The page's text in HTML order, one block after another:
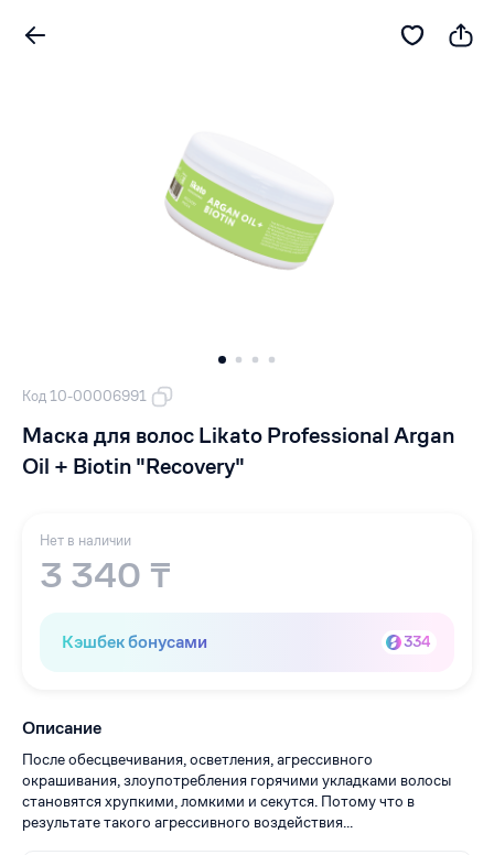
Код 10-00006991
Маска для волос Likato Professional Argan
Oil + Biotin "Recovery"
Нет в наличии
3 340 ₸
Кэшбек бонусами 334
Описание
После обесцвечивания, осветления, агрессивного
окрашивания, злоупотребления горячими укладками волосы
становятся хрупкими, ломкими и секутся. Потому что в
результате такого агрессивного воздействия...